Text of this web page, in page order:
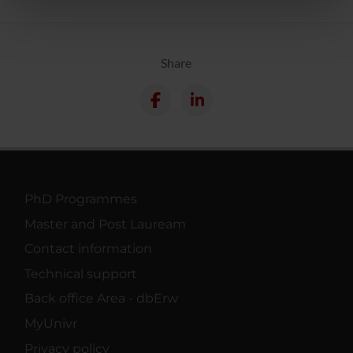
raccolto dal tuo utilizzo dei loro servizi.
Share
PhD Programmes
Master and Post Lauream
Contact information
Technical support
Back office Area - dbErw
MyUnivr
Privacy policy